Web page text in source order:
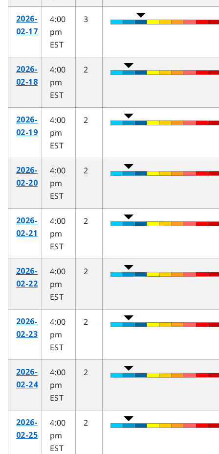
2026-
02-17
4:00
pm
EST
3
2026-
02-18
4:00
pm
EST
2
2026-
02-19
4:00
pm
EST
2
2026-
02-20
4:00
pm
EST
2
2026-
02-21
4:00
pm
EST
2
2026-
02-22
4:00
pm
EST
2
2026-
02-23
4:00
pm
EST
2
2026-
02-24
4:00
pm
EST
2
2026-
02-25
4:00
pm
EST
2